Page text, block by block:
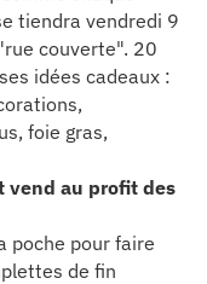
tiendra vendredi 9
couverte". 20
idées cadeaux :
foie gras,
vend au profit des
poche pour faire
de fin